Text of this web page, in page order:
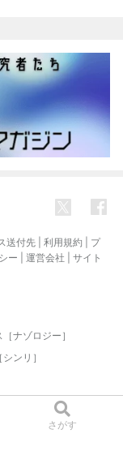
さがす
送付先 利用規約
プ
ー 運営会社
サイト
ナゾロジー］
ンリ］